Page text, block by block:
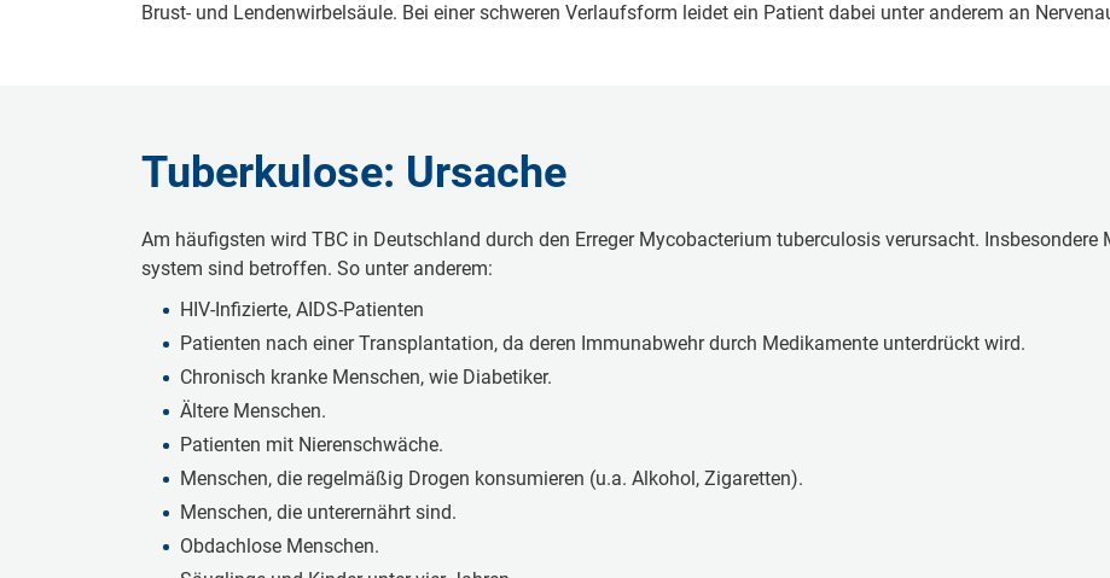
Brust- und Len­den­wir­bel­säu­le. Bei einer schweren Ver­laufs­form leidet ein Pa­ti­ent dabei unter an­de­rem an
Tu­ber­ku­lo­se: Ur­sa­che
Am häu­figs­ten wird TBC in Deut­sch­land durch den Er­re­ger My­co­b­ac­te­ri­um tu­ber­cu­lo­sis ver­ur­sacht.
sys­tem sind be­trof­fen. So unter an­de­rem:
HIV-In­fi­zier­te, AIDS-Pa­ti­en­ten
Pa­ti­en­ten nach einer Trans­plan­ta­ti­on, da deren Im­mu­n­ab­wehr durch Me­di­ka­men­te un­ter­drückt wird.
Chronisch kranke Menschen, wie Di­a­be­ti­ker.
Äl­te­re Menschen.
Pa­ti­en­ten mit Nie­ren­schwä­che.
Menschen, die re­gel­mä­ßig Drogen kon­su­mie­ren (u.a. Al­ko­hol, Zi­ga­ret­ten).
Menschen, die un­ter­er­nährt sind.
Ob­da­ch­lo­se Menschen.